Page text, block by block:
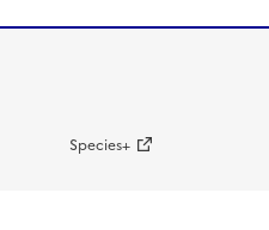
Species+